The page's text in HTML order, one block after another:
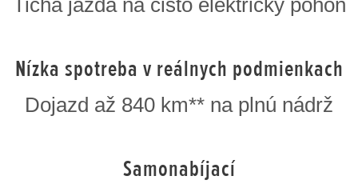
Tichá jazda na čisto elektrický pohon
Nízka spotreba v reálnych podmienkach
Dojazd až 840 km** na plnú nádrž
Samonabíjací